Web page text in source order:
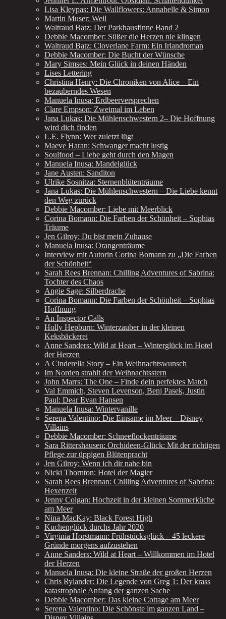
Lisa Kleypas: Die Wallflowers: Annabelle & Simon
Martin Muser: Weil
Waltraud Batz: Der Parkhausfinne Band 2
Debbie Macomber: Süßer die Herzen nie klingen
Waltraud Batz: Cloverlane Farm: Ein Irlandroman
Debbie Macomber: Die Bucht der Wünsche
Mary Simses: Mein Glück in deinen Händen
Lises Lettering
Christina Henry: Die Chroniken von Alice – Ein
bezauberndes Wesen
Manuela Inusa: Erdbeerversprechen
Clare Empson: Zweimal im Leben
Jana Lukas: Die Mühlenschwestern 2– Die Hoffnung
wird dich finden
L.E. Flynn: Wer zuletzt lügt
Maeve Haran: Schwanger macht lustig
Soulfood – Liebe geht durch den Magen
Manuela Inusa: Mandelglück
Jane Austen: Sanditon
Ulrike Sosnitza: Sternenblütenträume
Jana Lukas: Die Mühlenschwestern – Die Liebe kennt
den Weg zurück
Debbie Macomber: Liebe mit Meerblick
Corina Bomann: Die Farben der Schönheit – Sophias
Träume
Jen Gilroy: Du bist mein Zuhause
Manuela Inusa: Orangenträume
Interview mit Autorin Corina Bomann zu „Die Farben
der Schönheit“
Sarah Rees Brennan: Chilling Adventures of Sabrina:
Tochter des Chaos
Angie Sage: Silberdrache
Corina Bomann: Die Farben der Schönheit – Sophias
Hoffnung
An Inspector Calls
Holly Hepburn: Winterzauber in der kleinen
Keksbäckerei
Anne Sanders: Wild at Heart – Winterglück im Hotel
der Herzen
A Cinderella Story – Ein Weihnachtswunsch
Im Norden strahlt der Weihnachtsstern
John Marrs: The One – Finde dein perfektes Match
Val Emmich, Steven Levenson, Benj Pasek, Justin
Paul: Dear Evan Hansen
Manuela Inusa: Wintervanille
Serena Valentino: Die Einsame im Meer – Disney
Villains
Debbie Macomber: Schneeflockenträume
Sara Rittershausen: Orchideen-Glück: Mit der richtigen
Pflege zur üppigen Blütenpracht
Jen Gilroy: Wenn ich dir nahe bin
Nicki Thornton: Hotel der Magier
Sarah Rees Brennan: Chilling Adventures of Sabrina:
Hexenzeit
Jenny Colgan: Hochzeit in der kleinen Sommerküche
am Meer
Nina MacKay: Black Forest High
Kuchenglück durchs Jahr 2020
Virginia Horstmann: Frühstücksglück – 45 leckere
Gründe morgens aufzustehen
Anne Sanders: Wild at Heart – Willkommen im Hotel
der Herzen
Manuela Inusa: Die kleine Straße der großen Herzen
Chris Rylander: Die Legende von Greg 1: Der krass
katastrophale Anfang der ganzen Sache
Debbie Macomber: Das kleine Cottage am Meer
Serena Valentino: Die Schönste im ganzen Land –